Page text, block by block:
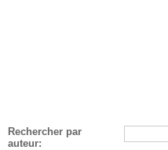
Rechercher par
auteur: